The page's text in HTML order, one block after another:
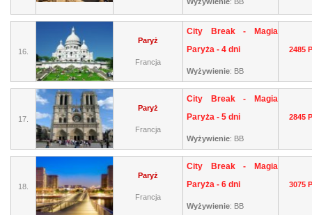
16.
Paryż
Francja
City Break - Magia
Paryża - 4 dni
Wyżywienie: BB
2485
17.
Paryż
Francja
City Break - Magia
Paryża - 5 dni
Wyżywienie: BB
2845
18.
Paryż
Francja
City Break - Magia
Paryża - 6 dni
Wyżywienie: BB
3075